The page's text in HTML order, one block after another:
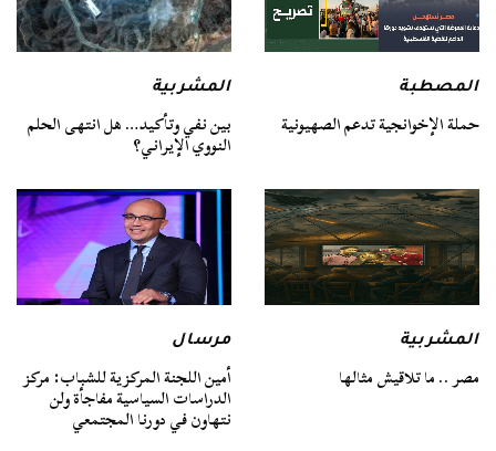
المصطبة
حملة الإخوانجية تدعم الصهيونية
المشربية
بين نفي وتأكيد… هل انتهى الحلم
النووي الإيراني؟
المشربية
مصر .. ما تلاقيش مثالها
مرسال
أمين اللجنة المركزية للشباب: مركز
الدراسات السياسية مفاجأة ولن
نتهاون في دورنا المجتمعي